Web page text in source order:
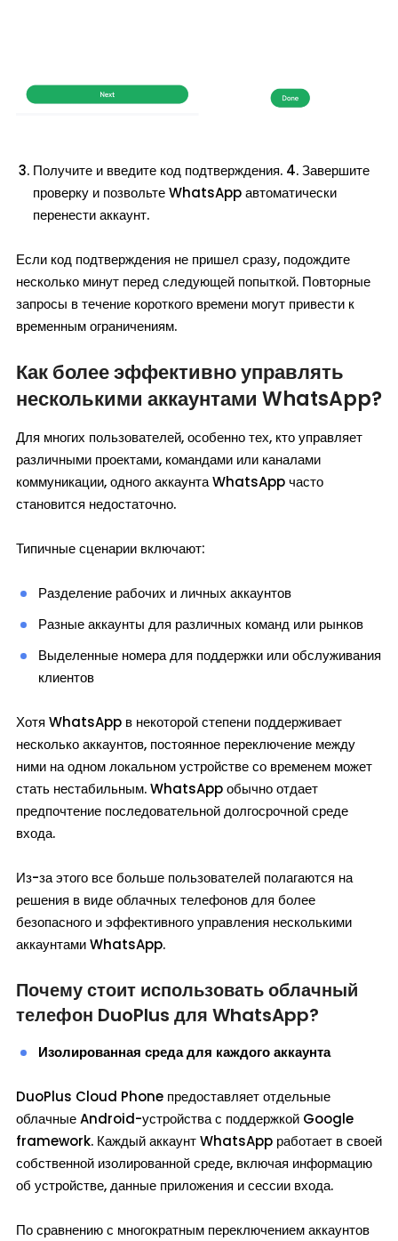
Получите и введите код подтверждения. 4. Завершите
проверку и позвольте WhatsApp автоматически
перенести аккаунт.
Если код подтверждения не пришел сразу, подождите
несколько минут перед следующей попыткой. Повторные
запросы в течение короткого времени могут привести к
временным ограничениям.
Как более эффективно управлять
несколькими аккаунтами WhatsApp?
Для многих пользователей, особенно тех, кто управляет
различными проектами, командами или каналами
коммуникации, одного аккаунта WhatsApp часто
становится недостаточно.
Типичные сценарии включают:
Разделение рабочих и личных аккаунтов
Разные аккаунты для различных команд или рынков
Выделенные номера для поддержки или обслуживания
клиентов
Хотя WhatsApp в некоторой степени поддерживает
несколько аккаунтов, постоянное переключение между
ними на одном локальном устройстве со временем может
стать нестабильным. WhatsApp обычно отдает
предпочтение последовательной долгосрочной среде
входа.
Из-за этого все больше пользователей полагаются на
решения в виде облачных телефонов для более
безопасного и эффективного управления несколькими
аккаунтами WhatsApp.
Почему стоит использовать облачный
телефон DuoPlus для WhatsApp?
Изолированная среда для каждого аккаунта
DuoPlus Cloud Phone предоставляет отдельные
облачные Android-устройства с поддержкой Google
framework. Каждый аккаунт WhatsApp работает в своей
собственной изолированной среде, включая информацию
об устройстве, данные приложения и сессии входа.
По сравнению с многократным переключением аккаунтов